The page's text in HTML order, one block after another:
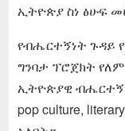
ኢትዮጵያ ስነ ፅሁፍ
የብሔርተኝነት ጉዳይ
ግንባታ ፕሮጀክት የለም
ኢትዮጵያዊ
pop culture,